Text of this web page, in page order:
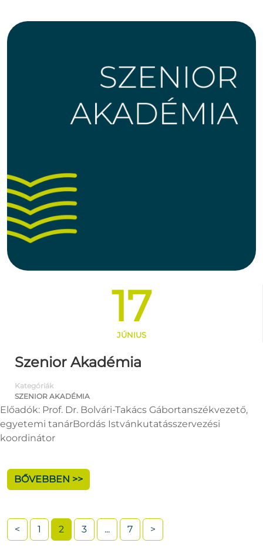
17
JÚNIUS
Szenior Akadémia
Kategóriák
SZENIOR AKADÉMIA
Előadók: Prof. Dr. Bolvári-Takács Gábortanszékvezető,
egyetemi tanárBordás Istvánkutatásszervezési
koordinátor
BŐVEBBEN >>
< 1 2 3 ... 7 >